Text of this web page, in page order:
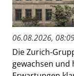
06.08.2026,
Die Zurich-
gewachsen und